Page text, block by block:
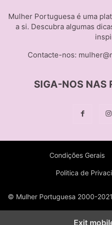
Mulher Portuguesa é uma
a si. Descubra algumas
Contacte-nos:
SIGA-NOS NAS
Condições Gerais
Politica de
© Mulher Portuguesa 2000-
Exit